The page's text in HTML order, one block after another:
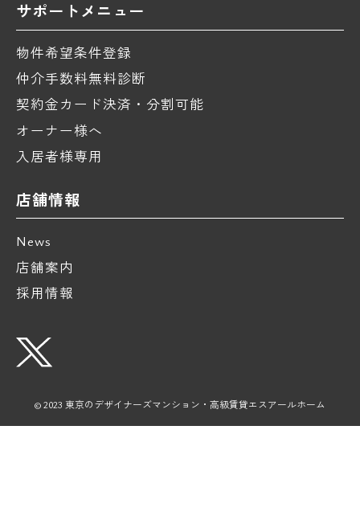
サポートメニュー
物件希望条件登録
仲介手数料無料診断
契約金カード決済・分割可能
オーナー様へ
入居者様専用
店舗情報
News
店舗案内
採用情報
© 2023 東京のデザイナーズマンション・高級賃貸エスアールホーム